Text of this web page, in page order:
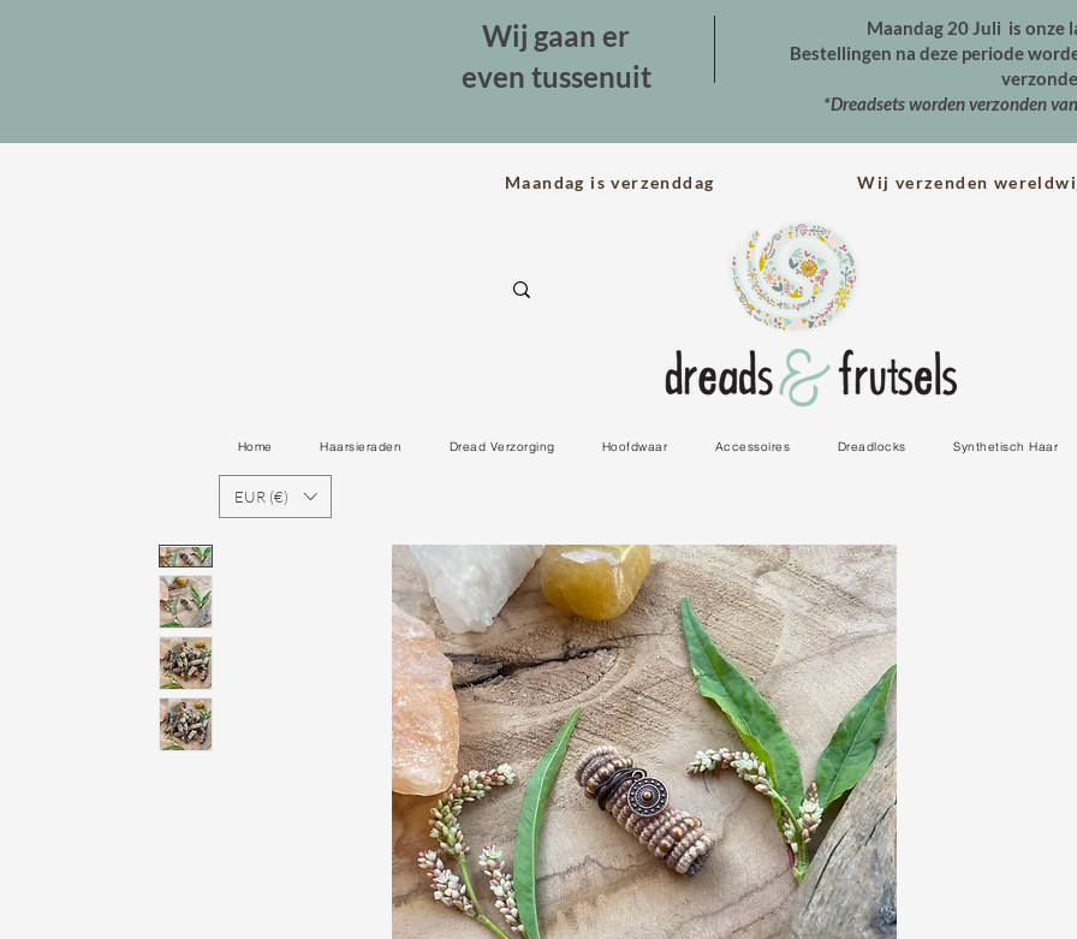
Wij gaan er
even tussenuit
Maandag 20 Juli is onze
Bestellingen na deze periode
*Dreadsets worden verzonden
Maandag is verzenddag Wij verzenden
Home Haarsieraden Dread Verzorging Hoofdwaar Accessoires Dreadlocks Synthetisch Haar
EUR (€)